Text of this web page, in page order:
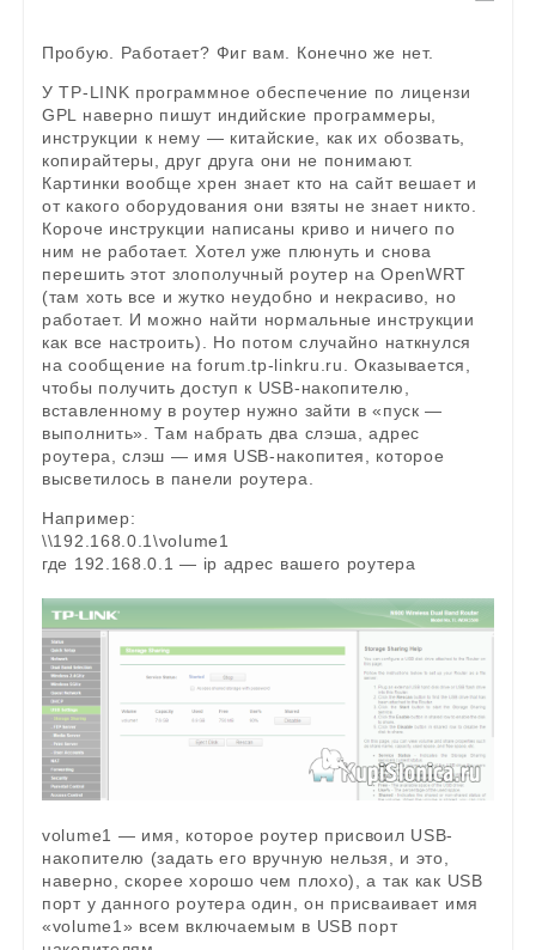
Пробую. Работает? Фиг вам. Конечно же нет.
У TP-LINK программное обеспечение по лицензи
GPL наверно пишут индийские программеры,
инструкции к нему — китайские, как их обозвать,
копирайтеры, друг друга они не понимают.
Картинки вообще хрен знает кто на сайт вешает и
от какого оборудования они взяты не знает никто.
Короче инструкции написаны криво и ничего по
ним не работает. Хотел уже плюнуть и снова
перешить этот злополучный роутер на OpenWRT
(там хоть все и жутко неудобно и некрасиво, но
работает. И можно найти нормальные инструкции
как все настроить). Но потом случайно наткнулся
на сообщение на forum.tp-linkru.ru. Оказывается,
чтобы получить доступ к USB-накопителю,
вставленному в роутер нужно зайти в «пуск —
выполнить». Там набрать два слэша, адрес
роутера, слэш — имя USB-накопитея, которое
высветилось в панели роутера.
Например:
\\192.168.0.1\volume1
где 192.168.0.1 — ip адрес вашего роутера
volume1 — имя, которое роутер присвоил USB-
накопителю (задать его вручную нельзя, и это,
наверно, скорее хорошо чем плохо), а так как USB
порт у данного роутера один, он присваивает имя
«volume1» всем включаемым в USB порт